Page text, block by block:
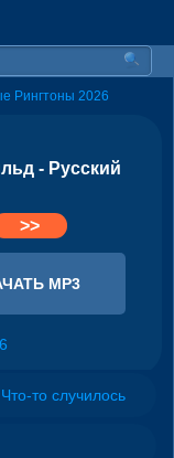
Рингтоны 2026
- Русский
>>
MP3
то случилось